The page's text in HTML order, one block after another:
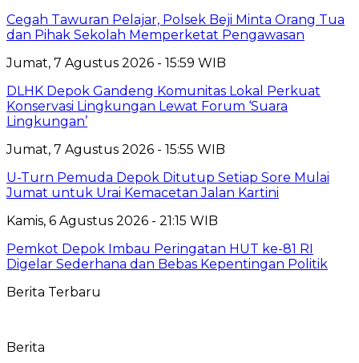
Cegah Tawuran Pelajar, Polsek Beji Minta Orang Tua
dan Pihak Sekolah Memperketat Pengawasan
Jumat, 7 Agustus 2026 - 15:59 WIB
DLHK Depok Gandeng Komunitas Lokal Perkuat
Konservasi Lingkungan Lewat Forum ‘Suara
Lingkungan’
Jumat, 7 Agustus 2026 - 15:55 WIB
U-Turn Pemuda Depok Ditutup Setiap Sore Mulai
Jumat untuk Urai Kemacetan Jalan Kartini
Kamis, 6 Agustus 2026 - 21:15 WIB
Pemkot Depok Imbau Peringatan HUT ke-81 RI
Digelar Sederhana dan Bebas Kepentingan Politik
Berita Terbaru
Berita